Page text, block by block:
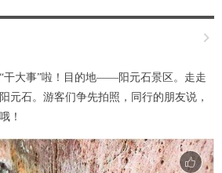

干大事”啦！目的地——阳元石景区。走走
元石。游客们争先拍照，同行的朋友说，
！